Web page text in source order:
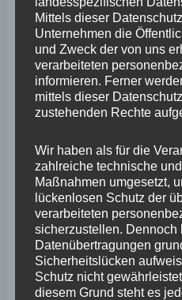
Archiv
April 2026
März 2026
Februar 2026
Januar 2026
Dezember 2025
November 2025
Oktober 2025
September 2025
August 2025
Mittels dieser
Unternehmen die
und Zweck der von uns
verarbeiteten
informieren. Ferner
mittels dieser
zustehenden Rechte
Wir haben als für die
zahlreiche technische
Maßnahmen umgesetzt,
lückenlosen Schutz der
verarbeiteten
sicherzustellen. Dennoch
Datenübertragungen
Sicherheitslücken
Schutz nicht
diesem Grund steht es